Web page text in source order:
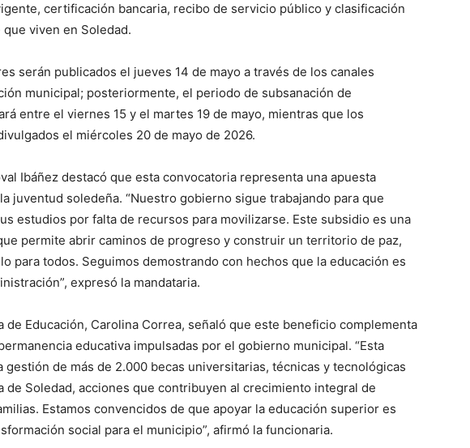
certificación bancaria, recibo de servicio público y clasificación
viven en Soledad.
serán publicados el jueves 14 de mayo a través de los canales
municipal; posteriormente, el periodo de subsanación de
entre el viernes 15 y el martes 19 de mayo, mientras que los
el miércoles 20 de mayo de 2026.
Ibáñez destacó que esta convocatoria representa una apuesta
juventud soledeña. “Nuestro gobierno sigue trabajando para que
estudios por falta de recursos para movilizarse. Este subsidio es una
permite abrir caminos de progreso y construir un territorio de paz,
para todos. Seguimos demostrando con hechos que la educación es
expresó la mandataria.
de Educación, Carolina Correa, señaló que este beneficio complementa
educativa impulsadas por el gobierno municipal. “Esta
gestión de más de 2.000 becas universitarias, técnicas y tecnológicas
de Soledad, acciones que contribuyen al crecimiento integral de
Estamos convencidos de que apoyar la educación superior es
social para el municipio”, afirmó la funcionaria.